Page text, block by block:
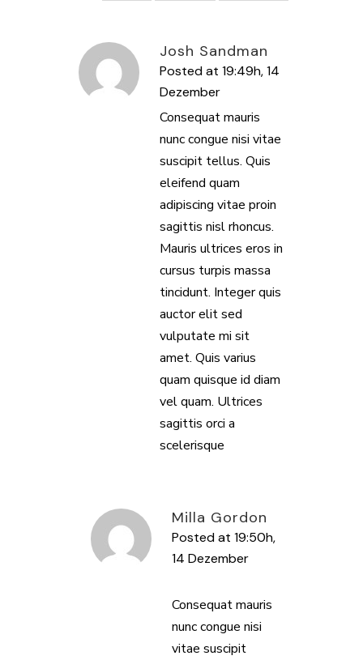
Josh Sandman
Posted at 19:49h, 14
Dezember
Consequat mauris
nunc congue nisi vitae
suscipit tellus. Quis
eleifend quam
adipiscing vitae proin
sagittis nisl rhoncus.
Mauris ultrices eros in
cursus turpis massa
tincidunt. Integer quis
auctor elit sed
vulputate mi sit
amet. Quis varius
quam quisque id diam
vel quam. Ultrices
sagittis orci a
scelerisque
Milla Gordon
Posted at 19:50h,
14 Dezember
Consequat mauris
nunc congue nisi
vitae suscipit